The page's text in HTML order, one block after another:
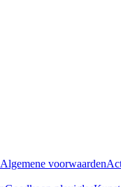
Algemene voorwaarden